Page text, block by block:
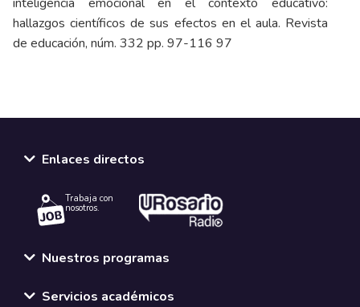
hallazgos científicos de sus efectos en el aula. Revista
de educación, núm. 332 pp. 97-116 97
Enlaces directos
Trabaja con
nosotros.
Nuestros programas
Servicios académicos